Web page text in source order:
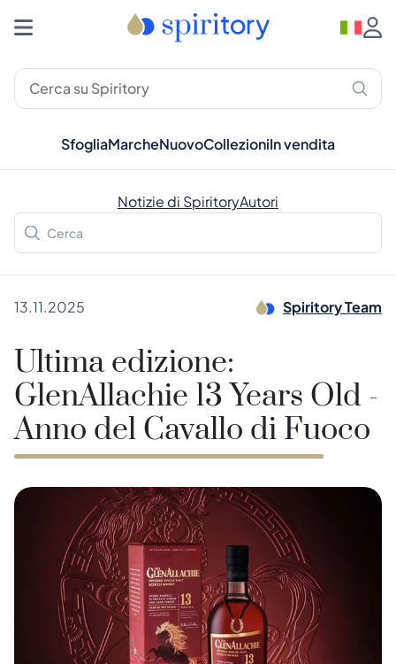
SfogliaMarcheNuovoCollezioniIn vendita
Notizie di SpiritoryAutori
13.11.2025 Spiritory Team
Ultima edizione:
GlenAllachie 13 Years Old -
Anno del Cavallo di Fuoco